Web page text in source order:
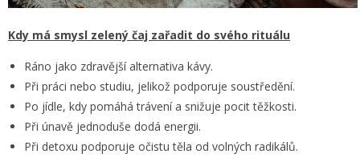
Kdy má smysl zelený čaj zařadit do svého rituálu
Ráno jako zdravější alternativa kávy.
Při práci nebo studiu, jelikož podporuje soustředění.
Po jídle, kdy pomáhá trávení a snižuje pocit těžkosti.
Při únavě jednoduše dodá energii.
Při detoxu podporuje očistu těla od volných radikálů.